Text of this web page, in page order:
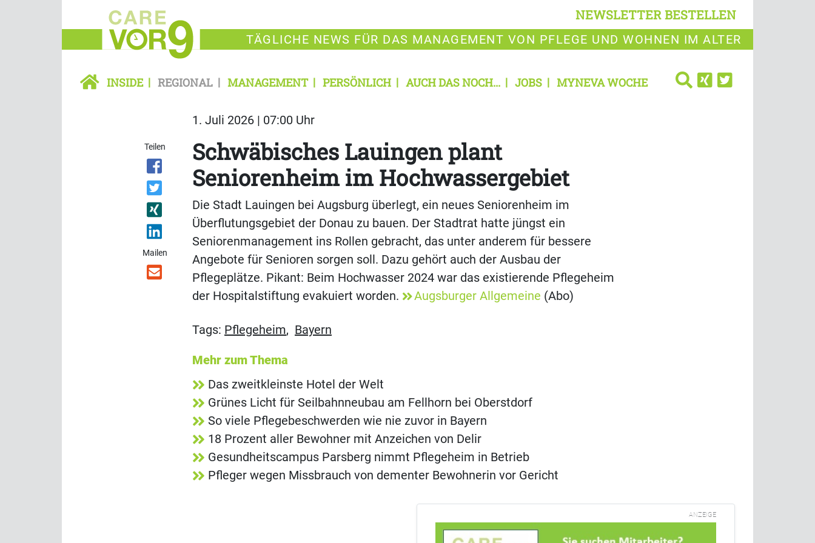
NEWSLETTER BESTELLEN
TÄGLICHE NEWS FÜR DAS MANAGEMENT VON PFLEGE UND WOHNEN IM ALTER
INSIDE REGIONAL MANAGEMENT PERSÖNLICH AUCH DAS NOCH... JOBS MYNEVA WOCHE
1. Juli 2026 | 07:00 Uhr
Teilen
Mailen
Schwäbisches Lauingen plant
Seniorenheim im Hochwassergebiet
Die Stadt Lauingen bei Augsburg überlegt, ein neues Seniorenheim im
Überflutungsgebiet der Donau zu bauen. Der Stadtrat hatte jüngst ein
Seniorenmanagement ins Rollen gebracht, das unter anderem für bessere
Angebote für Senioren sorgen soll. Dazu gehört auch der Ausbau der
Pflegeplätze. Pikant: Beim Hochwasser 2024 war das existierende Pflegeheim
der Hospitalstiftung evakuiert worden.
Augsburger Allgemeine (Abo)
Tags: Pflegeheim, Bayern
Mehr zum Thema
Das zweitkleinste Hotel der Welt
Grünes Licht für Seilbahnneubau am Fellhorn bei Oberstdorf
So viele Pflegebeschwerden wie nie zuvor in Bayern
18 Prozent aller Bewohner mit Anzeichen von Delir
Gesundheitscampus Parsberg nimmt Pflegeheim in Betrieb
Pfleger wegen Missbrauch von dementer Bewohnerin vor Gericht
ANZEIGE